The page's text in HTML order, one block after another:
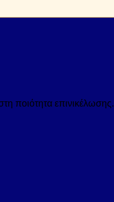
ποιότητα επινικέλωσης.